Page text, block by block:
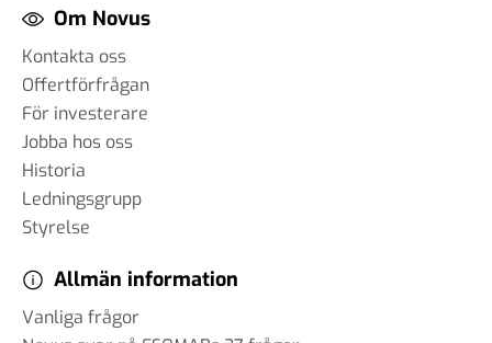
Om Novus
Kontakta oss
Offertförfrågan
För investerare
Jobba hos oss
Historia
Ledningsgrupp
Styrelse
Allmän information
Vanliga frågor